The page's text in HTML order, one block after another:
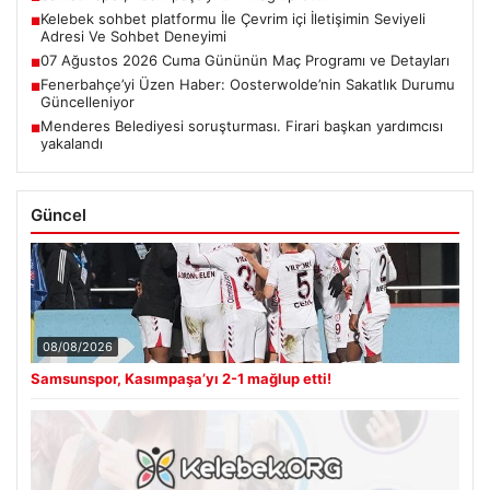
■Kelebek sohbet platformu İle Çevrim içi İletişimin Seviyeli
Adresi Ve Sohbet Deneyimi
■07 Ağustos 2026 Cuma Gününün Maç Programı ve Detayları
■Fenerbahçe’yi Üzen Haber: Oosterwolde’nin Sakatlık Durumu
Güncelleniyor
■Menderes Belediyesi soruşturması. Firari başkan yardımcısı
yakalandı
Güncel
08/08/2026
Samsunspor, Kasımpaşa’yı 2-1 mağlup etti!